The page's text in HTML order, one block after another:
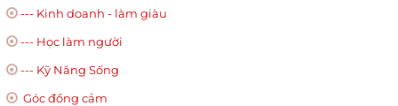
--- Kinh doanh - làm giàu
--- Học làm người
--- Kỹ Năng Sống
Góc đồng cảm